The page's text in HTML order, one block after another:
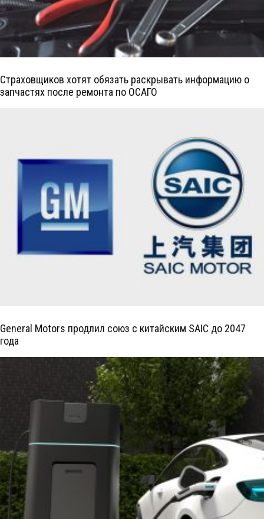
Страховщиков хотят обязать раскрывать информацию о
запчастях после ремонта по ОСАГО
General Motors продлил союз с китайским SAIC до 2047
года